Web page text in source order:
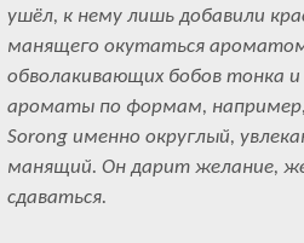
ушёл, к нему лишь добавили
манящего окутаться
обволакивающих бобов тонка
ароматы по формам,
Sorong именно округлый,
манящий. Он дарит желание,
сдаваться.